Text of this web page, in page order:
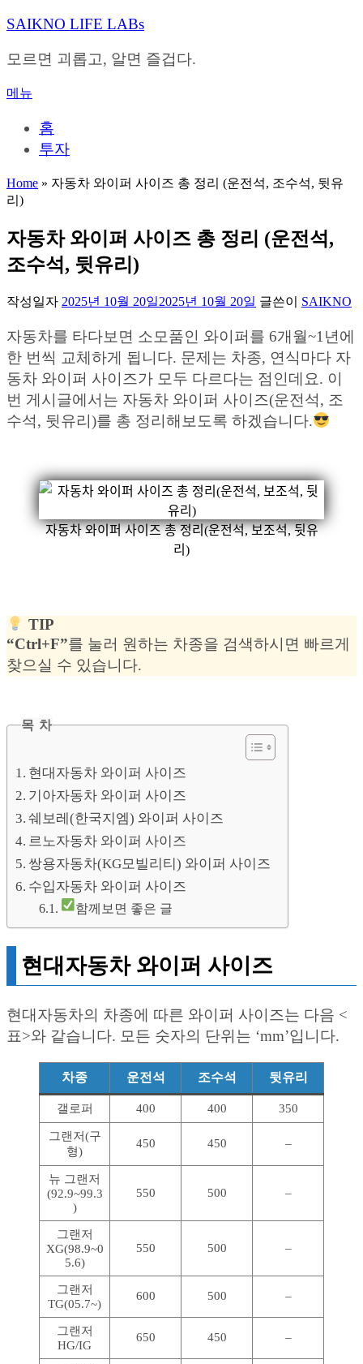
내
으
바
SAIKNO LIFE LABs
모르면 괴롭고, 알면 즐겁다.
메뉴
홈
투자
Home » 자동차 와이퍼 사이즈 총 정리 (운전석, 조수석, 뒷유
리)
자동차 와이퍼 사이즈 총 정리 (운전석,
조수석, 뒷유리)
작성일자 2025년 10월 20일2025년 10월 20일 글쓴이 SAIKNO
자동차를 타다보면 소모품인 와이퍼를 6개월~1년에
한 번씩 교체하게 됩니다. 문제는 차종, 연식마다 자
동차 와이퍼 사이즈가 모두 다르다는 점인데요. 이
번 게시글에서는 자동차 와이퍼 사이즈(운전석, 조
수석, 뒷유리)를 총 정리해보도록 하겠습니다.
자동차 와이퍼 사이즈 총 정리(운전석, 보조석, 뒷유
리)
TIP
“Ctrl+F”를 눌러 원하는 차종을 검색하시면 빠르게
찾으실 수 있습니다.
목 차
현대자동차 와이퍼 사이즈
기아자동차 와이퍼 사이즈
쉐보레(한국지엠) 와이퍼 사이즈
르노자동차 와이퍼 사이즈
쌍용자동차(KG모빌리티) 와이퍼 사이즈
수입자동차 와이퍼 사이즈
함께보면 좋은 글
현대자동차 와이퍼 사이즈
현대자동차의 차종에 따른 와이퍼 사이즈는 다음 <
표>와 같습니다. 모든 숫자의 단위는 ‘mm’입니다.
차종 운전석 조수석 뒷유리
갤로퍼 400 400 350
그랜저(구
형)
450 450 –
뉴 그랜저
(92.9~99.3
)
550 500 –
그랜저
XG(98.9~0
5.6)
550 500 –
그랜저
TG(05.7~)
600 500 –
그랜저
HG/IG
650 450 –